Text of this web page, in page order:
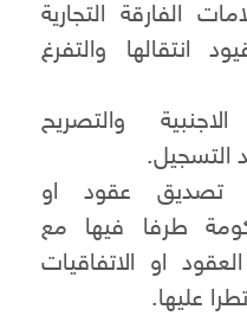
الفارقة التجارية
انتقالها والتفرغ
والتصريح
التسجيل.
تصديق عقود او
طرفا فيها مع
او الاتفاقيات
عليها.